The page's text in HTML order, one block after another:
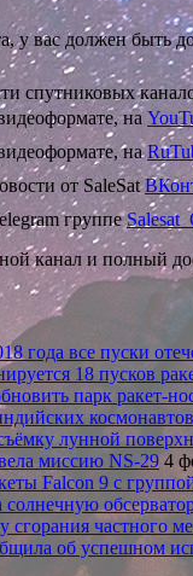
у вас должен быть
спутниковых
на
на
от SaleSat
группе
канал и полный
года все пуски
18 пусков
парк ракет-
космонавтов
лунной
миссию NS-294
Falcon 9 с
частного
об успешном